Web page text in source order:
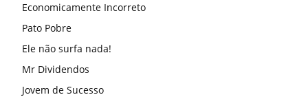
Economicamente Incorreto
Pato Pobre
Ele não surfa nada!
Mr Dividendos
Jovem de Sucesso